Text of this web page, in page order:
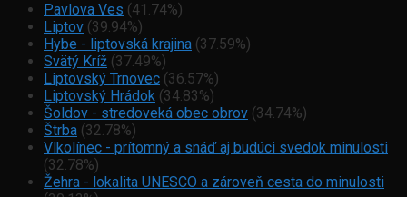
Pavlova Ves (41.74%)
Liptov (39.94%)
Hybe - liptovská krajina (37.59%)
Svätý Kríž (37.49%)
Liptovský Trnovec (36.57%)
Liptovský Hrádok (34.83%)
Šoldov - stredoveká obec obrov (34.74%)
Štrba (32.78%)
Vlkolínec - prítomný a snáď aj budúci svedok minulosti
(32.78%)
Žehra - lokalita UNESCO a zároveň cesta do minulosti